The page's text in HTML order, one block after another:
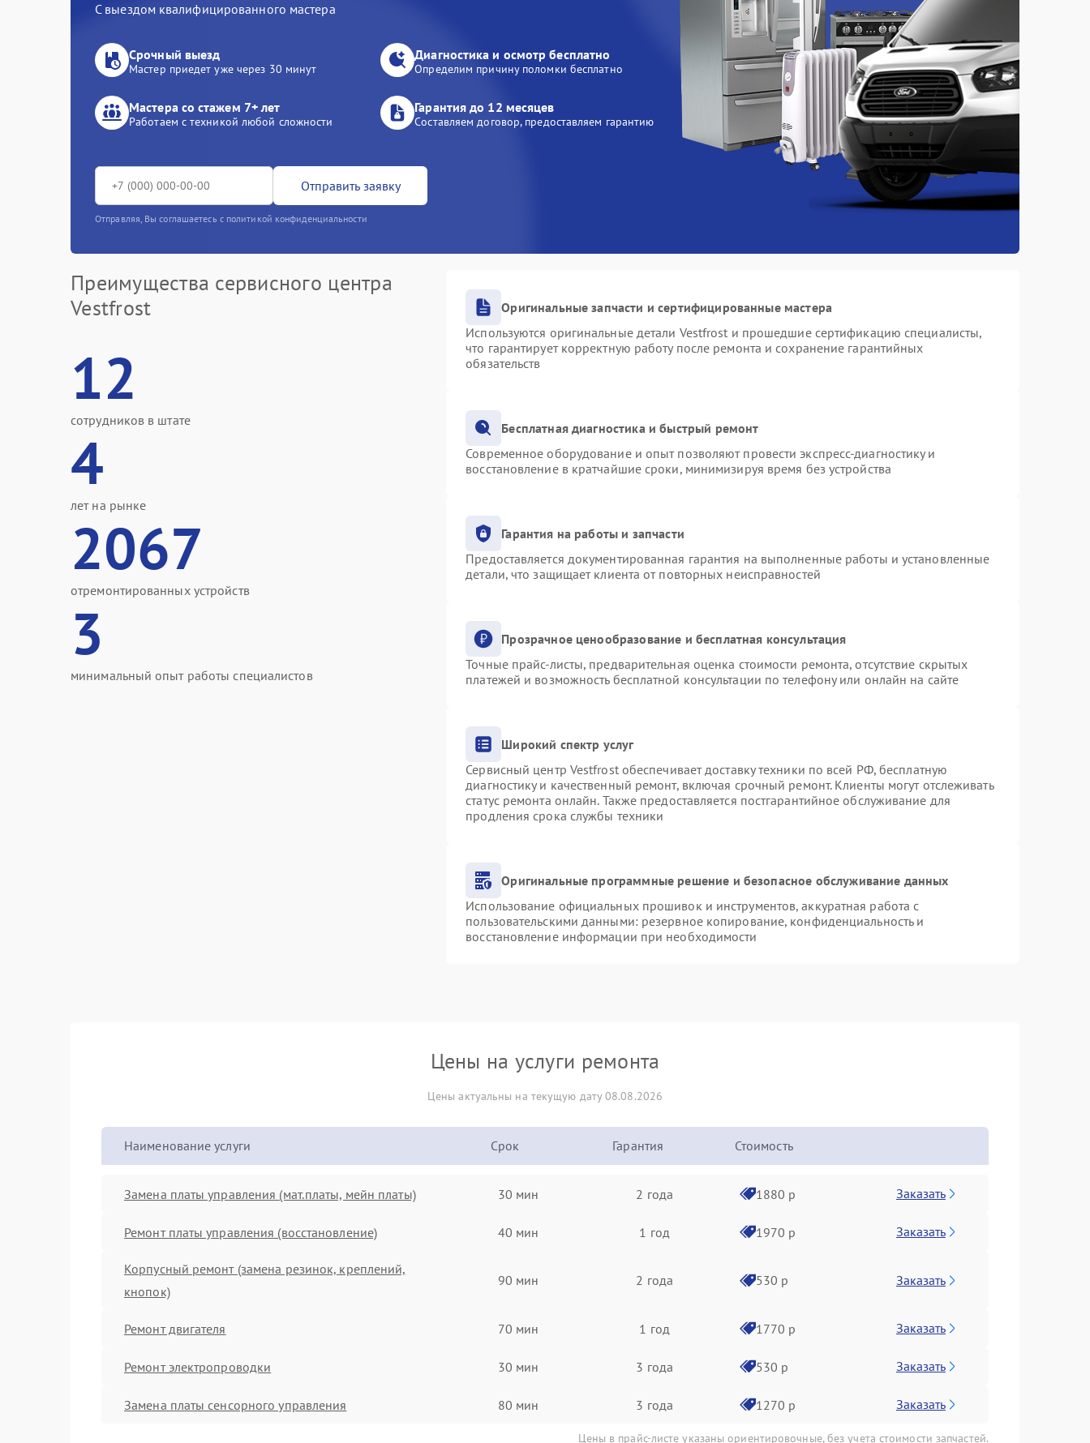
С выездом квалифицированного мастера
Срочный выезд
Мастер приедет уже через 30 минут
Диагностика и осмотр бесплатно
Определим причину поломки бесплатно
Мастера со стажем 7+ лет
Работаем с техникой любой сложности
Гарантия до 12 месяцев
Составляем договор, предоставляем гарантию
Отправить заявку
Отправляя, Вы соглашаетесь с политикой конфиденциальности
Преимущества сервисного центра
Vestfrost
12
сотрудников в штате
4
лет на рынке
2067
отремонтированных устройств
3
минимальный опыт работы специалистов
Оригинальные запчасти и сертифицированные мастера
Используются оригинальные детали Vestfrost и прошедшие сертификацию специалисты,
что гарантирует корректную работу после ремонта и сохранение гарантийных
обязательств
Бесплатная диагностика и быстрый ремонт
Современное оборудование и опыт позволяют провести экспресс-диагностику и
восстановление в кратчайшие сроки, минимизируя время без устройства
Гарантия на работы и запчасти
Предоставляется документированная гарантия на выполненные работы и установленные
детали, что защищает клиента от повторных неисправностей
Прозрачное ценообразование и бесплатная консультация
Точные прайс-листы, предварительная оценка стоимости ремонта, отсутствие скрытых
платежей и возможность бесплатной консультации по телефону или онлайн на сайте
Широкий спектр услуг
Сервисный центр Vestfrost обеспечивает доставку техники по всей РФ, бесплатную
диагностику и качественный ремонт, включая срочный ремонт. Клиенты могут отслеживать
статус ремонта онлайн. Также предоставляется постгарантийное обслуживание для
продления срока службы техники
Оригинальные программные решение и безопасное обслуживание данных
Использование официальных прошивок и инструментов, аккуратная работа с
пользовательскими данными: резервное копирование, конфиденциальность и
восстановление информации при необходимости
Цены на услуги ремонта
Цены актуальны на текущую дату 08.08.2026
Наименование услуги Срок Гарантия Стоимость
Замена платы управления (мат.платы, мейн платы) 30 мин 2 года 1880 р Заказать
Ремонт платы управления (восстановление) 40 мин 1 год 1970 р Заказать
Корпусный ремонт (замена резинок, креплений,
кнопок)
90 мин 2 года 530 р Заказать
Ремонт двигателя 70 мин 1 год 1770 р Заказать
Ремонт электропроводки 30 мин 3 года 530 р Заказать
Замена платы сенсорного управления 80 мин 3 года 1270 р Заказать
Цены в прайс-листе указаны ориентировочные, без учета стоимости запчастей.